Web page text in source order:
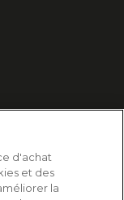
d'achat
et des
la